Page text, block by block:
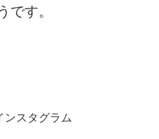
です。
ンスタグラム